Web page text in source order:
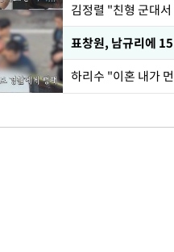
김정렬 "친형 군대
하리수 "이혼 내가